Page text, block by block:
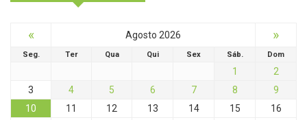
« Agosto 2026 »
Seg. Ter Qua Qui Sex Sáb. Dom
1
2
3
4 5 6 7 8
9
10
11 12 13 14 15
16